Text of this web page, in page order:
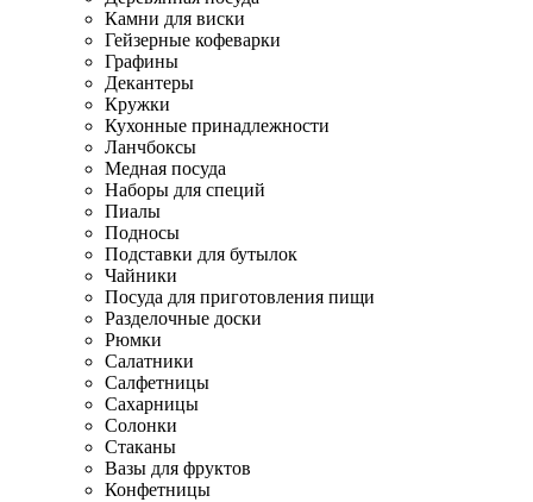
Камни для виски
Гейзерные кофеварки
Графины
Декантеры
Кружки
Кухонные принадлежности
Ланчбоксы
Медная посуда
Наборы для специй
Пиалы
Подносы
Подставки для бутылок
Чайники
Посуда для приготовления пищи
Разделочные доски
Рюмки
Салатники
Салфетницы
Сахарницы
Солонки
Стаканы
Вазы для фруктов
Конфетницы